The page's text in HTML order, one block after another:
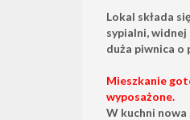
Lokal składa
sypialni,
duża piwnica o
Mieszkanie
wyposażone.
W kuchni nowa